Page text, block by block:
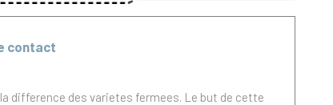
contact
difference des varietes fermees. Le but de cette